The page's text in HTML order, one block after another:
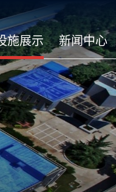
施展示 新闻中心